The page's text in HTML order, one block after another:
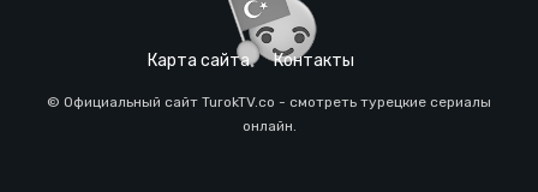
Карта сайта Контакты
© Официальный сайт TurokTV.co - смотреть турецкие сериалы
онлайн.